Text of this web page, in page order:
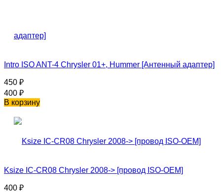
Intro ISO ANT-4 Chrysler 01+, Hummer [Антенный адаптер]
450 ₽
400 ₽
В корзину
Ksize IC-CR08 Chrysler 2008-> [провод ISO-OEM]
400 ₽